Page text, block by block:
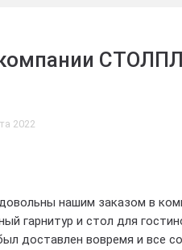
2022
нашим заказом в
гарнитур и стол для
доставлен вовремя и все